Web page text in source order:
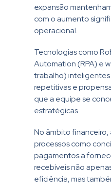
expansão
com o aumento
operacional.
Tecnologias como
Automation (RPA) e
trabalho) inteligentes
repetitivas e
que a equipe se
estratégicas.
No âmbito
processos como
pagamentos a
recebíveis não
eficiência, mas